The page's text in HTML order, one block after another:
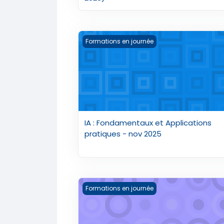
IA : Fondamentaux et Applications
Formations en journée
IA : Fondamentaux et Applications
pratiques - nov 2025
IA Finance Booster - nov 2025
Formations en journée